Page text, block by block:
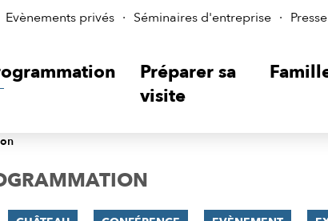
Evènements privés Séminaires d'entreprise Presse
Préparer sa
visite